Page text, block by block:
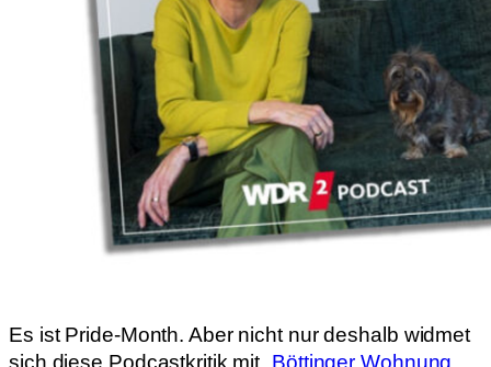
Es ist Pride-Month. Aber nicht nur deshalb widmet
sich diese Podcastkritik mit „Böttinger Wohnung